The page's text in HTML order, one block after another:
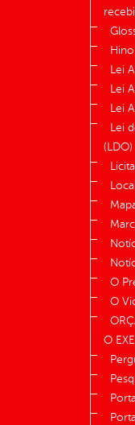
Lei
Lei
Lei
Lei
(LDO)
O
O
O